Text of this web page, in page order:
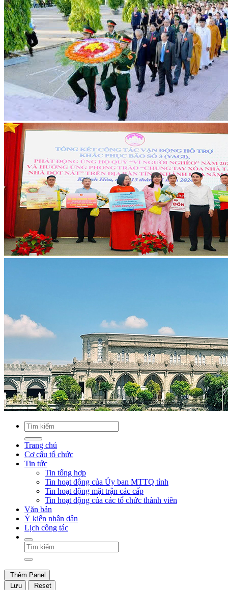
Trang chủ
Cơ cấu tổ chức
Tin tức
Tin tổng hợp
Tin hoạt động của Ủy ban MTTQ tỉnh
Tin hoạt động mặt trận các cấp
Tin hoạt động của các tổ chức thành viên
Văn bản
Ý kiến nhân dân
Lịch công tác
Thêm Panel
Lưu
Reset